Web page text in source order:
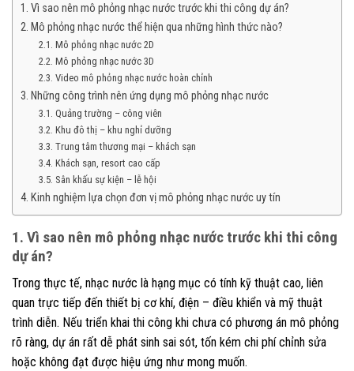
1. Vì sao nên mô phỏng nhạc nước trước khi thi công dự án?
2. Mô phỏng nhạc nước thể hiện qua những hình thức nào?
2.1. Mô phỏng nhạc nước 2D
2.2. Mô phỏng nhạc nước 3D
2.3. Video mô phỏng nhạc nước hoàn chỉnh
3. Những công trình nên ứng dụng mô phỏng nhạc nước
3.1. Quảng trường – công viên
3.2. Khu đô thị – khu nghỉ dưỡng
3.3. Trung tâm thương mại – khách sạn
3.4. Khách sạn, resort cao cấp
3.5. Sân khấu sự kiện – lễ hội
4. Kinh nghiệm lựa chọn đơn vị mô phỏng nhạc nước uy tín
1. Vì sao nên mô phỏng nhạc nước trước khi thi công
dự án?
Trong thực tế, nhạc nước là hạng mục có tính kỹ thuật cao, liên
quan trực tiếp đến thiết bị cơ khí, điện – điều khiển và mỹ thuật
trình diễn. Nếu triển khai thi công khi chưa có phương án mô phỏng
rõ ràng, dự án rất dễ phát sinh sai sót, tốn kém chi phí chỉnh sửa
hoặc không đạt được hiệu ứng như mong muốn.